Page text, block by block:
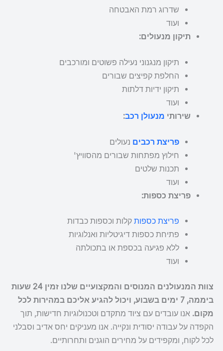
שדרוג רמת האבטחה
ועוד
תיקון מנעולים:
תיקון מנגנוני נעילה פשוטים ומורכבים
החלפת קפיצים שבורים
תיקון ידיות דלתות
ועוד
שירותי מנעולן רכב:
פריצת רכבים נעולים
חילוץ מפתחות שבורים מהסוויץ'
תכנות שלטים
ועוד
פריצת כספות:
פריצת כספות קלות וכספות כבדות
פתיחת כספות דיגיטליות ואנלוגיות
ללא פגיעה בכספת או בתכולתה
ועוד
צוות המנעולנים המנוסים והמקצועיים שלנו זמין 24 שעות
ביממה, 7 ימים בשבוע, ויכול להגיע אליכם במהירות לכל
מקום. אנו עובדים עם ציוד מתקדם וטכנולוגיות חדישות, תוך
הקפדה על עבודה יסודית ונקייה. אנו מעניקים יחס אדיב וסבלני
לכל לקוח, ומקפידים על מחירים הוגנים ותחרותיים.